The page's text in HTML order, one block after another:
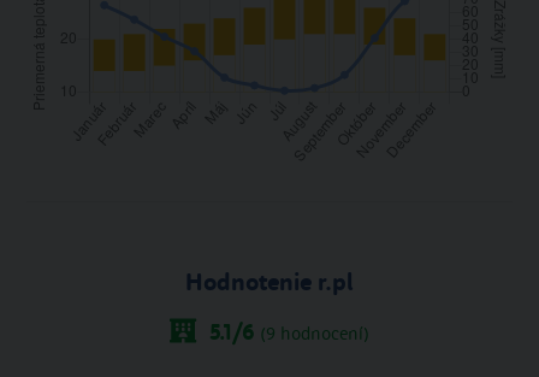
Hodnotenie r.pl
5.1/6 (9 hodnocení)